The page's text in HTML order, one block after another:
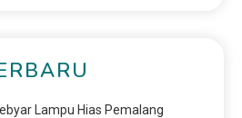
Lampu Hias Pemalang